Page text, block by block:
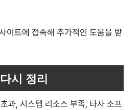
트에 접속해 추가적인 도움을 받
시 정리
과, 시스템 리소스 부족, 타사 소프